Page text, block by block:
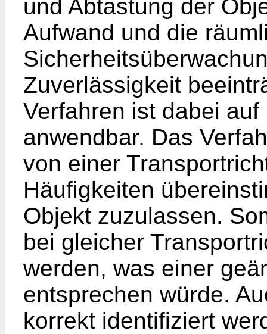
und Abtastung der
Aufwand und die
Zuverlässigkeit
Verfahren ist dabei
anwendbar. Das
von einer
Häufigkeiten
Objekt zuzulassen.
bei gleicher
werden, was einer
entsprechen würde.
korrekt identifiziert